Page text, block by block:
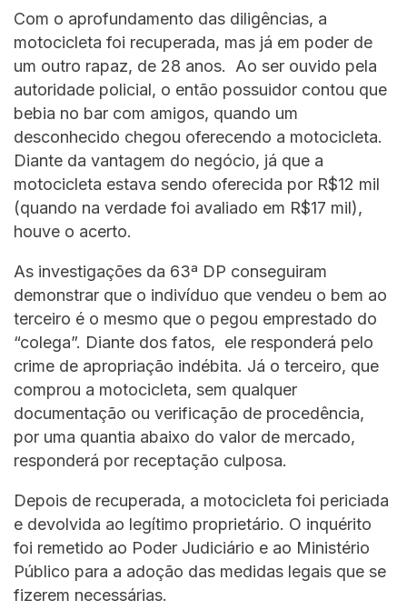
Com o aprofundamento das diligências, a
motocicleta foi recuperada, mas já em poder de
um outro rapaz, de 28 anos. Ao ser ouvido pela
autoridade policial, o então possuidor contou que
bebia no bar com amigos, quando um
desconhecido chegou oferecendo a motocicleta.
Diante da vantagem do negócio, já que a
motocicleta estava sendo oferecida por R$12 mil
(quando na verdade foi avaliado em R$17 mil),
houve o acerto.
As investigações da 63ª DP conseguiram
demonstrar que o indivíduo que vendeu o bem ao
terceiro é o mesmo que o pegou emprestado do
“colega”. Diante dos fatos, ele responderá pelo
crime de apropriação indébita. Já o terceiro, que
comprou a motocicleta, sem qualquer
documentação ou verificação de procedência,
por uma quantia abaixo do valor de mercado,
responderá por receptação culposa.
Depois de recuperada, a motocicleta foi periciada
e devolvida ao legítimo proprietário. O inquérito
foi remetido ao Poder Judiciário e ao Ministério
Público para a adoção das medidas legais que se
fizerem necessárias.